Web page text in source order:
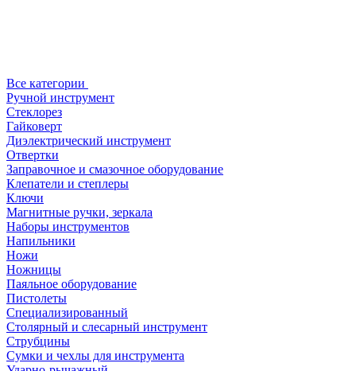
Все категории
Ручной инструмент
Стеклорез
Гайковерт
Диэлектрический инструмент
Отвертки
Заправочное и смазочное оборудование
Клепатели и степлеры
Ключи
Магнитные ручки, зеркала
Наборы инструментов
Напильники
Ножи
Ножницы
Паяльное оборудование
Пистолеты
Специализированный
Столярный и слесарный инструмент
Струбцины
Сумки и чехлы для инструмента